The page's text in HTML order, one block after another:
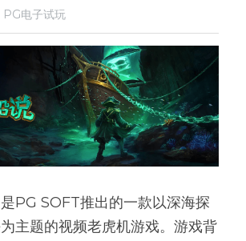
）
PG电子试玩
是PG SOFT推出的一款以深海探
主题的视频老虎机游戏。游戏背